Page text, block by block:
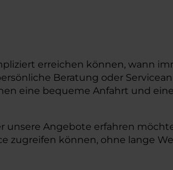
erreichen können, wann
Beratung oder
eine bequeme Anfahrt und
Angebote erfahren
zugreifen können, ohne lange